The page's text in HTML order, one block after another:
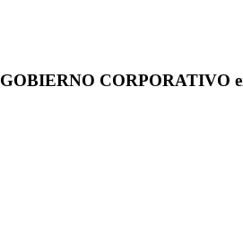
GOBIERNO CORPORATIVO